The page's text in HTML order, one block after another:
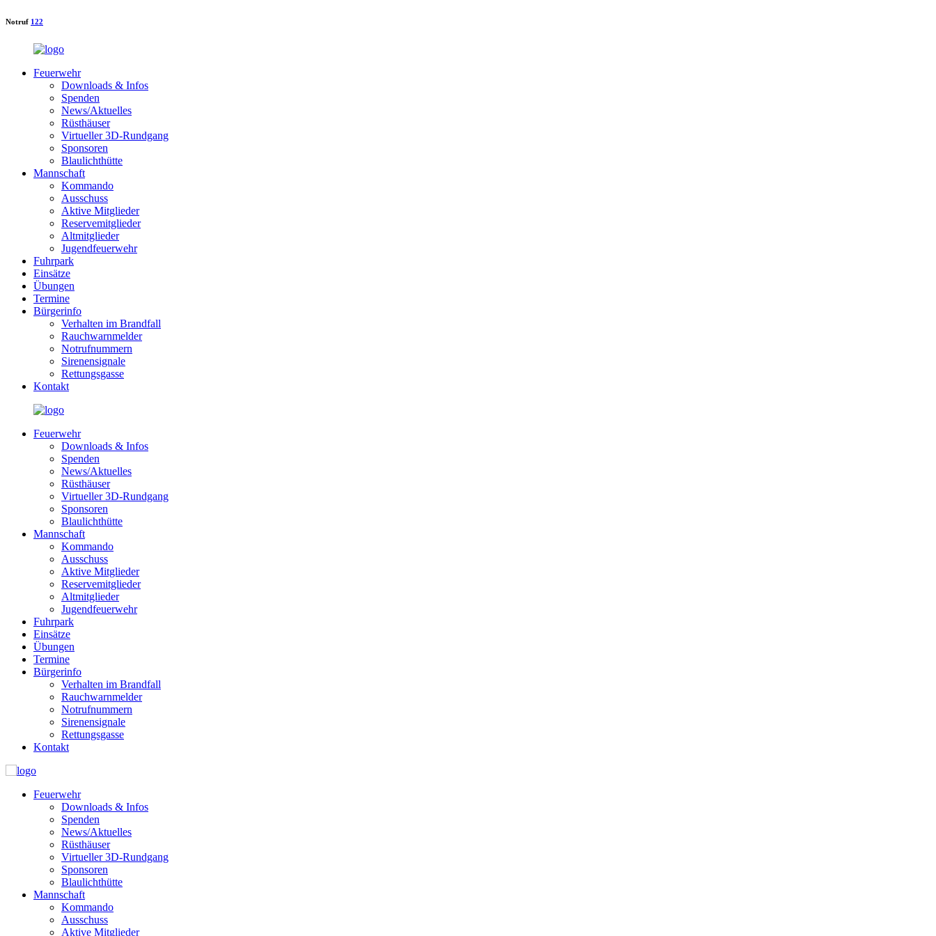
Notruf 122
Feuerwehr
Downloads & Infos
Spenden
News/Aktuelles
Rüsthäuser
Virtueller 3D-Rundgang
Sponsoren
Blaulichthütte
Mannschaft
Kommando
Ausschuss
Aktive Mitglieder
Reservemitglieder
Altmitglieder
Jugendfeuerwehr
Fuhrpark
Einsätze
Übungen
Termine
Bürgerinfo
Verhalten im Brandfall
Rauchwarnmelder
Notrufnummern
Sirenensignale
Rettungsgasse
Kontakt
Feuerwehr
Downloads & Infos
Spenden
News/Aktuelles
Rüsthäuser
Virtueller 3D-Rundgang
Sponsoren
Blaulichthütte
Mannschaft
Kommando
Ausschuss
Aktive Mitglieder
Reservemitglieder
Altmitglieder
Jugendfeuerwehr
Fuhrpark
Einsätze
Übungen
Termine
Bürgerinfo
Verhalten im Brandfall
Rauchwarnmelder
Notrufnummern
Sirenensignale
Rettungsgasse
Kontakt
Feuerwehr
Downloads & Infos
Spenden
News/Aktuelles
Rüsthäuser
Virtueller 3D-Rundgang
Sponsoren
Blaulichthütte
Mannschaft
Kommando
Ausschuss
Aktive Mitglieder